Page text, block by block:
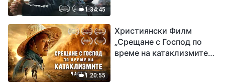
1:34:45
1:20:55
Християнски Филм
„Срещане с Господ по
време на катаклизмите“